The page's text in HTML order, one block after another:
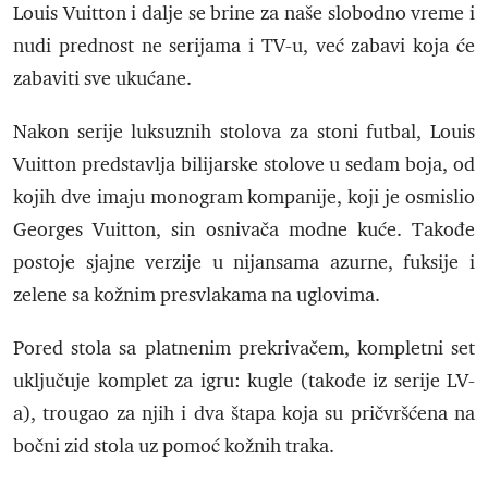
Louis Vuitton i dalje se brine za naše slobodno vreme i
nudi prednost ne serijama i TV-u, već zabavi koja će
zabaviti sve ukućane.
Nakon serije luksuznih stolova za stoni futbal, Louis
Vuitton predstavlja bilijarske stolove u sedam boja, od
kojih dve imaju monogram kompanije, koji je osmislio
Georges Vuitton, sin osnivača modne kuće. Takođe
postoje sjajne verzije u nijansama azurne, fuksije i
zelene sa kožnim presvlakama na uglovima.
Pored stola sa platnenim prekrivačem, kompletni set
uključuje komplet za igru: kugle (takođe iz serije LV-
a), trougao za njih i dva štapa koja su pričvršćena na
bočni zid stola uz pomoć kožnih traka.